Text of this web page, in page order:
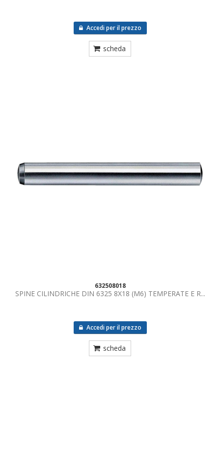
Accedi per il prezzo
scheda
632508018
SPINE CILINDRICHE DIN 6325 8X18 (M6) TEMPERATE E R...
Accedi per il prezzo
scheda